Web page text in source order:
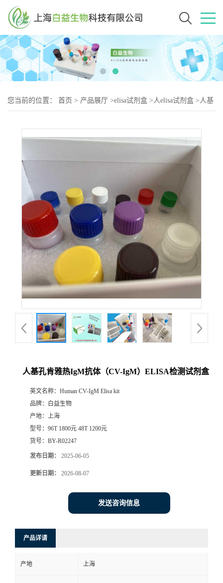
您当前的位置： 首页 > 产品展厅 >elisa试剂盒 >人elisa试剂盒 >人基
人基孔肯雅热IgM抗体（CV-IgM）ELISA检测试剂盒
英文名称： Human CV-IgM Elisa kit
品牌：
白益生物
产地： 上海
型号： 96T 1800元 48T 1200元
货号： BY-R02247
发布日期： 2025-06-05
更新日期： 2026-08-07
发送咨询信息
产品详请
产地 上海